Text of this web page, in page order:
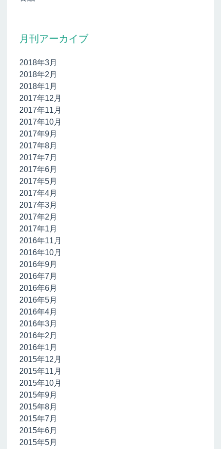
月刊アーカイブ
2018年3月
2018年2月
2018年1月
2017年12月
2017年11月
2017年10月
2017年9月
2017年8月
2017年7月
2017年6月
2017年5月
2017年4月
2017年3月
2017年2月
2017年1月
2016年11月
2016年10月
2016年9月
2016年7月
2016年6月
2016年5月
2016年4月
2016年3月
2016年2月
2016年1月
2015年12月
2015年11月
2015年10月
2015年9月
2015年8月
2015年7月
2015年6月
2015年5月